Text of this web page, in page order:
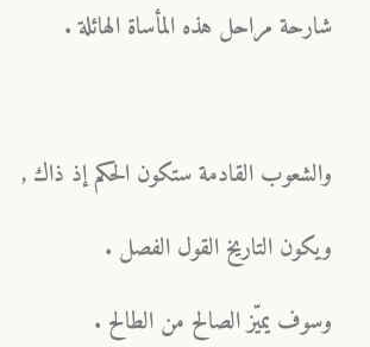
شارحة مراحل هذه المأساة الهائلة .
والشعوب القادمة ستكون الحكم إذ ذاك ,
ويكون التاريخ القول الفصل .
وسوف يميّز الصالح من الطالح .